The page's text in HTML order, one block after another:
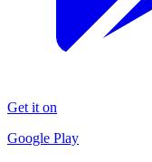
Get it on
Google Play